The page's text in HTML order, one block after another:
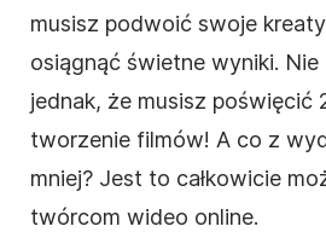
musisz podwoić swoje
osiągnąć świetne wyniki.
jednak, że musisz poświęcić
tworzenie filmów! A co z
mniej? Jest to całkowicie
twórcom wideo online.